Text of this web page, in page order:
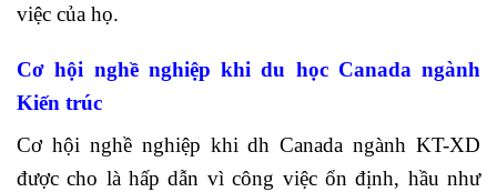
việc của họ.
Cơ hội nghề nghiệp khi du học Canada ngành
Kiến trúc
Cơ hội nghề nghiệp khi dh Canada ngành KT-XD
được cho là hấp dẫn vì công việc ổn định, hầu như